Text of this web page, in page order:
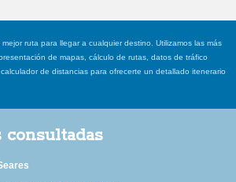
ruta para llegar a cualquier destino. Utilizamos las más
de mapas, cálculo de rutas, datos de tráfico
de distancias para ofrecerte un detallado itenerario